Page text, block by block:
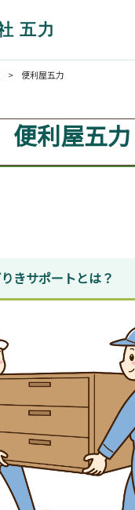
> 便利屋五力
便利屋五力
きサポートとは？